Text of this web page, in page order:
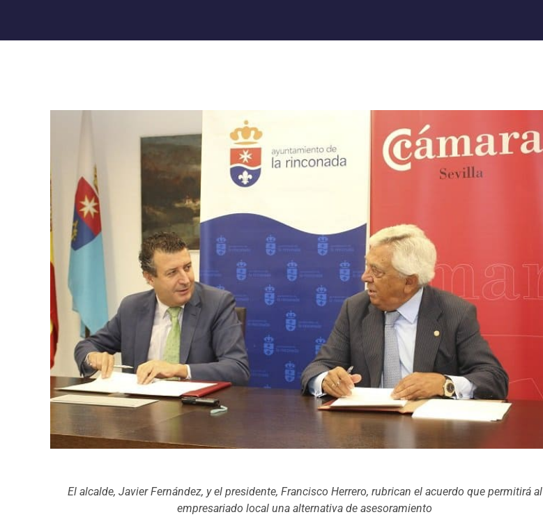
El alcalde, Javier Fernández, y el presidente, Francisco Herrero, rubrican el acuerdo que permitirá al
empresariado local una alternativa de asesoramiento